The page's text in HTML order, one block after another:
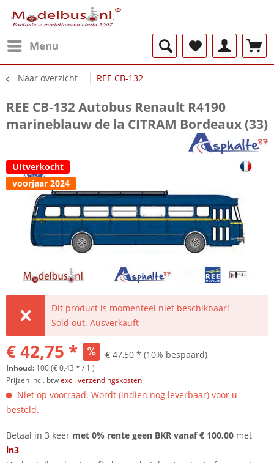
Menu
Naar overzicht REE CB-132
REE CB-132 Autobus Renault R4190
marineblauw de la CITRAM Bordeaux (33)
UItverkocht
voorjaar 2024
Dit product is momenteel niet beschikbaar!
Sold out. Ausverkauft
€ 42,75 * € 47,50 * (10% bespaard)
Inhoud: 100 (€ 0,43 * / 1 )
Prijzen incl. btwexcl. verzendingskosten
Niet op voorraad. Wordt (indien nog leverbaar) voor u
besteld.
Betaal in 3 keer met 0% rente geen BKR vanaf € 100,00 met
in3